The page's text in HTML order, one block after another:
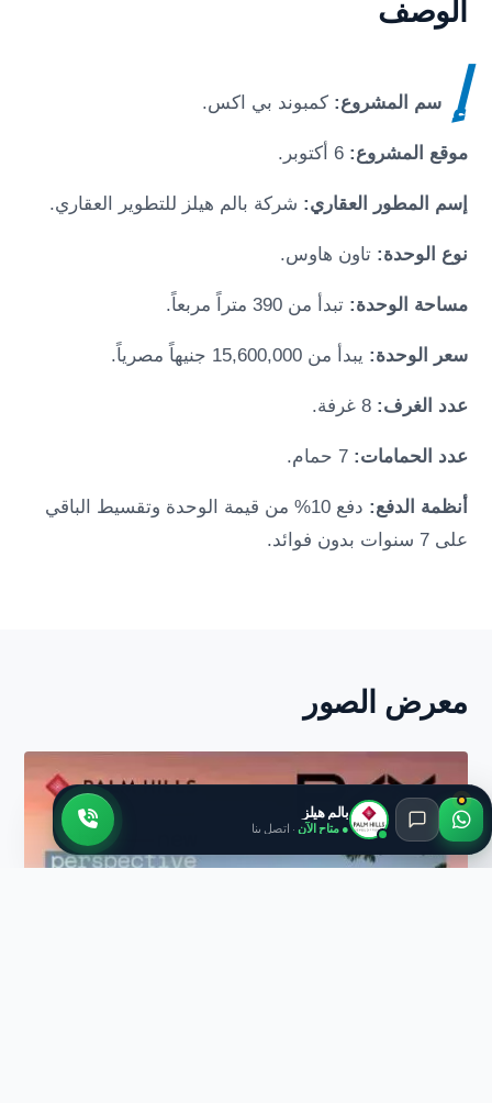
الوصف
إ سم المشروع:كمبوند بي اكس.
موقع المشروع:6 أكتوبر .
إسم المطور العقاري: شركة بالم هيلز للتطوير العقاري.
نوع الوحدة: تاون هاوس.
مساحة الوحدة:تبدأ من 390 متراً مربعاً.
سعر الوحدة: يبدأ من 15,600,000 جنيهاً مصرياً.
عدد الغرف: 8 غرفة.
عدد الحمامات: 7 حمام.
أنظمة الدفع:
دفع 10% من قيمة الوحدة وتقسيط الباقي
على 7 سنوات بدون فوائد.
معرض الصور
بالم هيلز
● متاح الآن · اتصل بنا